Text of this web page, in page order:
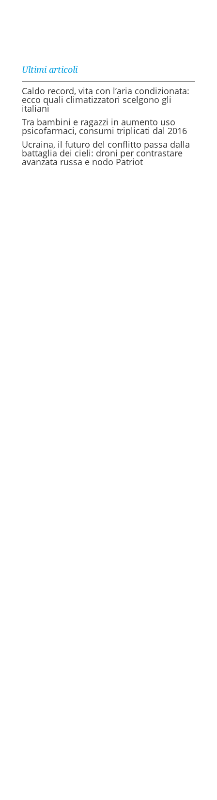
Ultimi articoli
Caldo record, vita con l’aria condizionata:
ecco quali climatizzatori scelgono gli
italiani
Tra bambini e ragazzi in aumento uso
psicofarmaci, consumi triplicati dal 2016
Ucraina, il futuro del conflitto passa dalla
battaglia dei cieli: droni per contrastare
avanzata russa e nodo Patriot